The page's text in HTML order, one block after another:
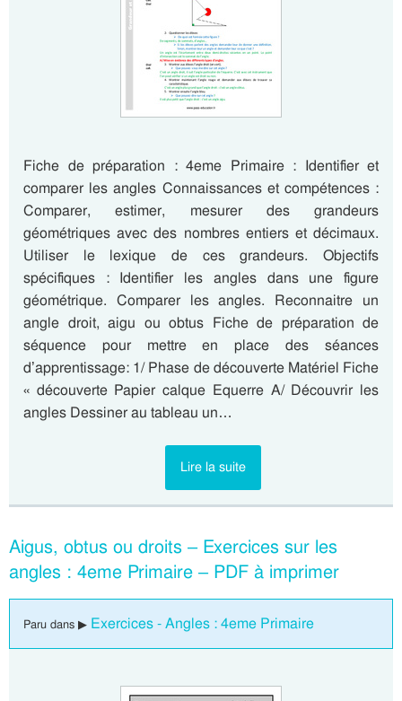
Fiche de préparation : 4eme Primaire : Identifier et
comparer les angles Connaissances et compétences :
Comparer, estimer, mesurer des grandeurs
géométriques avec des nombres entiers et décimaux.
Utiliser le lexique de ces grandeurs. Objectifs
spécifiques : Identifier les angles dans une figure
géométrique. Comparer les angles. Reconnaitre un
angle droit, aigu ou obtus Fiche de préparation de
séquence pour mettre en place des séances
d’apprentissage: 1/ Phase de découverte Matériel Fiche
« découverte Papier calque Equerre A/ Découvrir les
angles Dessiner au tableau un…
Lire la suite
Aigus, obtus ou droits – Exercices sur les
angles : 4eme Primaire – PDF à imprimer
Paru dans ▶ Exercices - Angles : 4eme Primaire